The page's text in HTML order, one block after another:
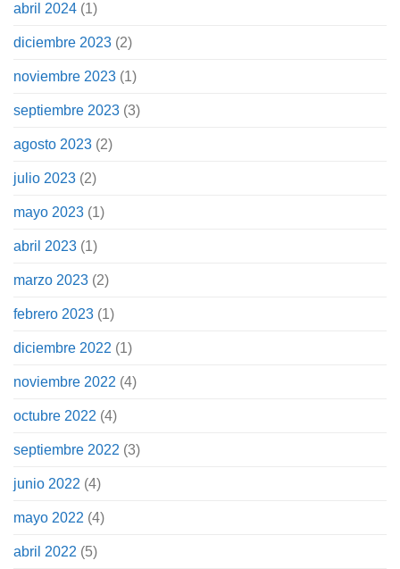
abril 2024 (1)
diciembre 2023 (2)
noviembre 2023 (1)
septiembre 2023 (3)
agosto 2023 (2)
julio 2023 (2)
mayo 2023 (1)
abril 2023 (1)
marzo 2023 (2)
febrero 2023 (1)
diciembre 2022 (1)
noviembre 2022 (4)
octubre 2022 (4)
septiembre 2022 (3)
junio 2022 (4)
mayo 2022 (4)
abril 2022 (5)